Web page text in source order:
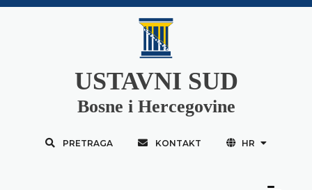
USTAVNI SUD
Bosne i Hercegovine
PRETRAGA KONTAKT HR